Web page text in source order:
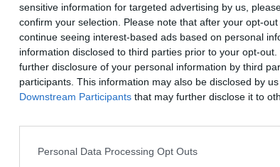
sensitive information for targeted advertising by us,
confirm your selection. Please note that after your opt-
continue seeing interest-based ads based on personal
information disclosed to third parties prior to your opt-
further disclosure of your personal information by third
participants. This information may also be disclosed by
Downstream Participants that may further disclose it to
Personal Data Processing Opt Outs